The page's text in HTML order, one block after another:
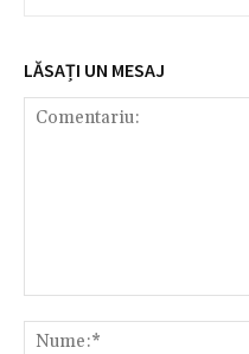
LĂSAȚI UN MESAJ